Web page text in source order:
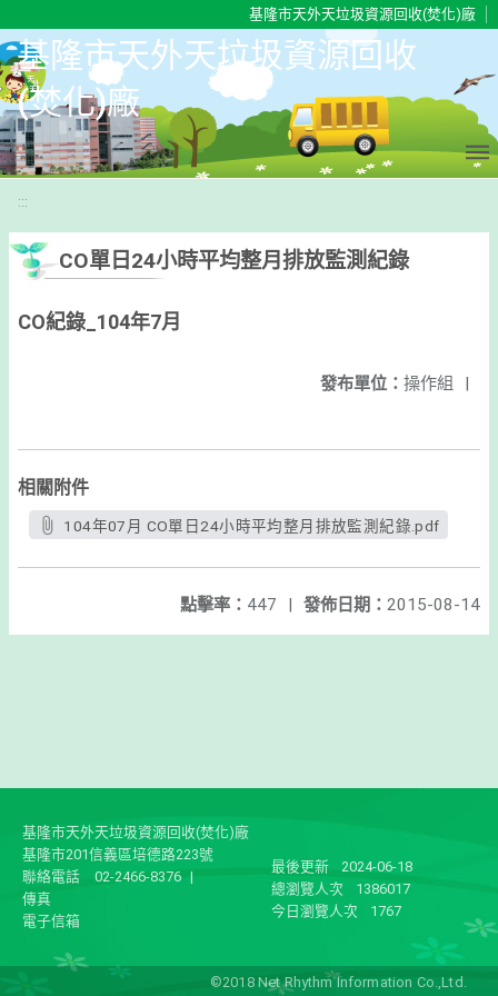
基隆市天外天垃圾資源回收(焚化)廠
基隆市天外天垃圾資源回收
(焚化)廠
:::
CO單日24小時平均整月排放監測紀錄
CO紀錄_104年7月
發布單位： 操作組 |
相關附件
104年07月 CO單日24小時平均整月排放監測紀錄.pdf
發佈日期： 2015-08-14
點擊率： 447 |
基隆市天外天垃圾資源回收(焚化)廠
基隆市201信義區培德路223號
聯絡電話
02-2466-8376 |
傳真
電子信箱
最後更新
2024-06-18
總瀏覽人次
1386017
今日瀏覽人次
1767
©2018 Net Rhythm Information Co.,Ltd.